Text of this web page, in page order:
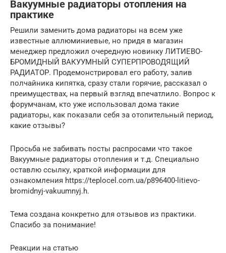
Вакуумные радиаторы отопления на
практике
Решили заменить дома радиаторы на всем уже
известные аллюминиевые, но придя в магазин
менеджер предложил очередную новинку ЛИТИЕВО-
БРОМИДНЫЙ ВАКУУМНЫЙ СУПЕРПРОВОДЯЩИЙ
РАДИАТОР. Продемонстрировал его работу, залив
полчайника кипятка, сразу стали горячие, рассказал о
преимуществах, на первый взгляд впечатлило. Вопрос к
форумчанам, кто уже использовал дома такие
радиаторы, как показали себя за отопительный период,
какие отзывы?
Просьба не забивать посты распросами что такое
Вакуумные радиаторы отопления и т.д. Специально
оставлю ссылку, краткой информации для
ознакомления https://teplocel.com.ua/p896400-litievo-
bromidnyj-vakuumnyj.h.
Тема создана конкретно для отзывов из практики.
Спасибо за понимание!
Реакции на статью